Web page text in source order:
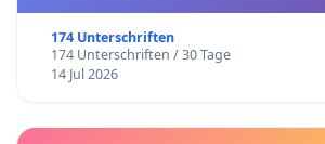
174 Unterschriften
174 Unterschriften / 30 Tage
14 Jul 2026